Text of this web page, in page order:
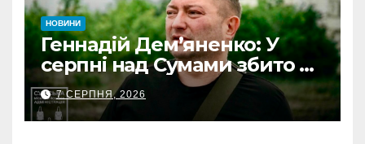
НОВИНИ
Геннадій Дем’яненко: У
серпні над Сумами збито 6
КАБів
7 СЕРПНЯ, 2026